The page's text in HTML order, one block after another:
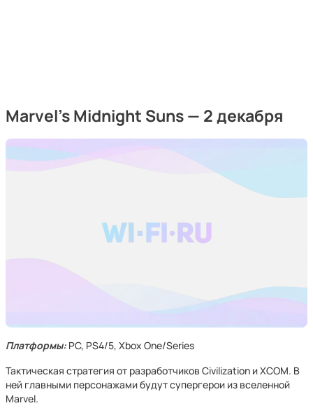
Marvel's Midnight Suns — 2 декабря
Платформы: PC, PS4/5, Xbox One/Series
Тактическая стратегия от разработчиков Civilization и XCOM. В
ней главными персонажами будут супергерои из вселенной
Marvel.